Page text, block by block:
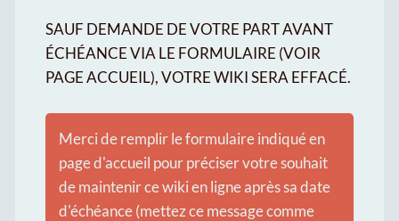
SAUF DEMANDE DE VOTRE PART AVANT
ÉCHÉANCE VIA LE FORMULAIRE (VOIR
PAGE ACCUEIL), VOTRE WIKI SERA EFFACÉ.
Merci de remplir le formulaire indiqué en
page d'accueil pour préciser votre souhait
de maintenir ce wiki en ligne après sa date
d'échéance (mettez ce message comme